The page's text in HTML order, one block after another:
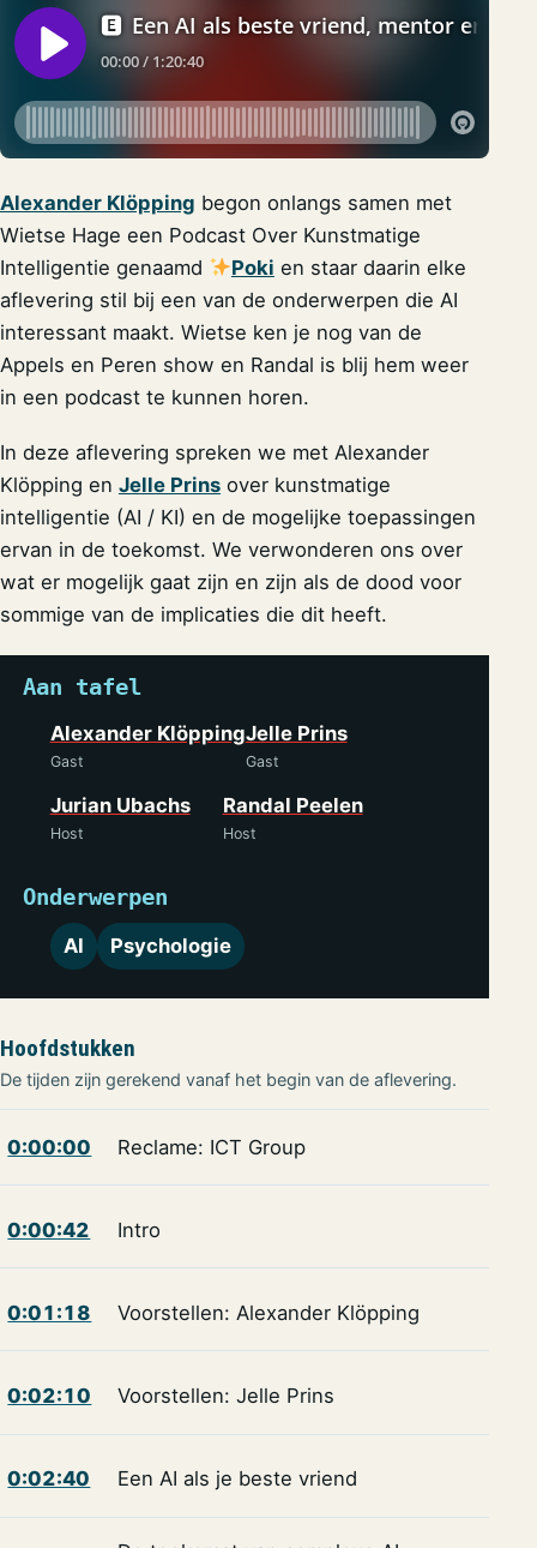
Alexander Klöpping begon onlangs samen met
Wietse Hage een Podcast Over Kunstmatige
Intelligentie genaamd
Poki en staar daarin elke
aflevering stil bij een van de onderwerpen die AI
interessant maakt. Wietse ken je nog van de
Appels en Peren show en Randal is blij hem weer
in een podcast te kunnen horen.
In deze aflevering spreken we met Alexander
Klöpping en Jelle Prins over kunstmatige
intelligentie (AI / KI) en de mogelijke toepassingen
ervan in de toekomst. We verwonderen ons over
wat er mogelijk gaat zijn en zijn als de dood voor
sommige van de implicaties die dit heeft.
Aan tafel
Alexander Klöpping
Gast
Jelle Prins
Gast
Jurian Ubachs
Host
Randal Peelen
Host
Onderwerpen
AI Psychologie
Hoofdstukken
De tijden zijn gerekend vanaf het begin van de aflevering.
0:00:00 Reclame: ICT Group
0:00:42 Intro
0:01:18 Voorstellen: Alexander Klöpping
0:02:10 Voorstellen: Jelle Prins
0:02:40 Een AI als je beste vriend